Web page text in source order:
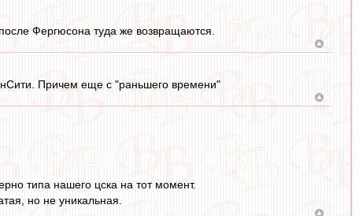
Фергюсона туда же возвращаются.
Причем еще с "раньшего времени"
типа нашего цска на тот момент.
но не уникальная.